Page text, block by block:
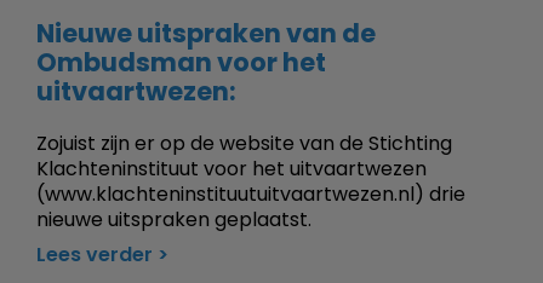
Nieuwe uitspraken van de
Ombudsman voor het
uitvaartwezen:
Zojuist zijn er op de website van de Stichting
Klachteninstituut voor het uitvaartwezen
(www.klachteninstituutuitvaartwezen.nl) drie
nieuwe uitspraken geplaatst.
Lees verder